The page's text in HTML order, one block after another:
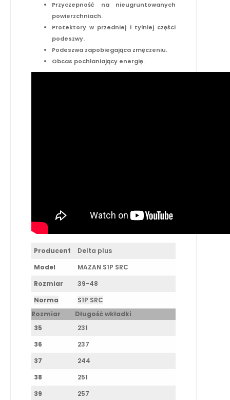
Przyczepność na nieugruntowanych
powierzchniach.
Protektory w przedniej i tylniej części
podeszwy.
Podeszwa zapobiegająca zmęczeniu.
Obcas pochłaniający energię.
Producent
Delta plus
Model
MAZAN S1P SRC
Rozmiar
39-48
Norma
S1P SRC
Rozmiar
Długość wkładki
35
231
36
237
37
244
38
251
39
257